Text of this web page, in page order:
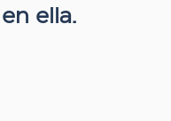
ella.